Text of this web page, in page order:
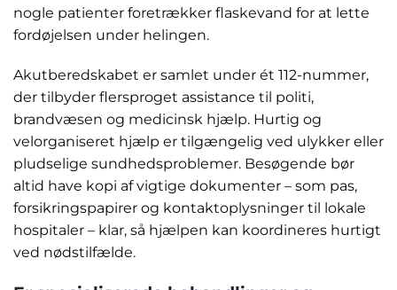
nogle patienter foretrækker flaskevand for at lette
fordøjelsen under helingen.
Akutberedskabet er samlet under ét 112-nummer,
der tilbyder flersproget assistance til politi,
brandvæsen og medicinsk hjælp. Hurtig og
velorganiseret hjælp er tilgængelig ved ulykker eller
pludselige sundhedsproblemer. Besøgende bør
altid have kopi af vigtige dokumenter – som pas,
forsikringspapirer og kontaktoplysninger til lokale
hospitaler – klar, så hjælpen kan koordineres hurtigt
ved nødstilfælde.